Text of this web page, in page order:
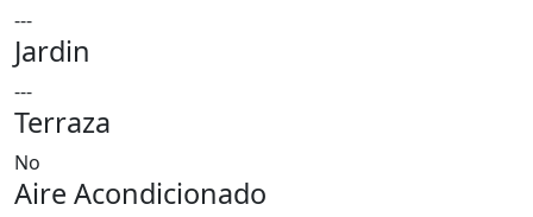
---
Jardin
---
Terraza
No
Aire Acondicionado